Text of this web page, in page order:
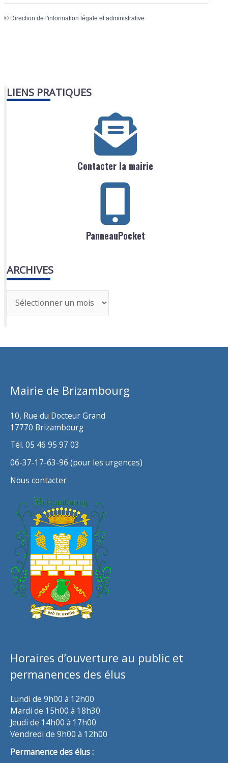
© Direction de l'information légale et administrative
LIENS PRATIQUES
Contacter la mairie
PanneauPocket
ARCHIVES
r
h
Mairie de Brizambourg
10, Rue du Docteur Grand
17770 Brizambourg
Tél. 05 46 95 97 03
06-37-17-63-96 (pour les urgences)
Nous contacter
Horaires d’ouverture au public et
permanences des élus
Lundi de 9h00 à 12h00
Mardi de 15h00 à 18h30
Jeudi de 14h00 à 17h00
Vendredi de 9h00 à 12h00
Permanence des élus :